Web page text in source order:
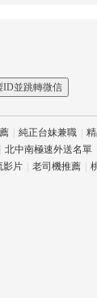
ID並跳轉微信
純正台妹兼職
北中南極速外送名單
影片 老司機推薦